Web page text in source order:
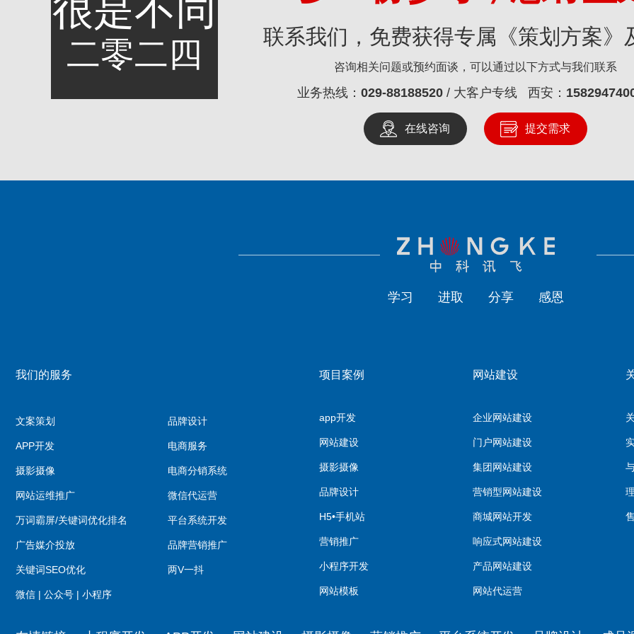
很是不同
二零二四 联系我们，免费获得专属《策划方案》
咨询相关问题或预约面谈，可以通过以下方式与我们联系
业务热线： 029-88188520/ 大客户专线 西安：
在线咨询 提交需求
学习 进取 分享 感恩
我们的服务
文案策划 品牌设计
APP开发 电商服务
摄影摄像 电商分销系统
网站运维推广 微信代运营
万词霸屏/关键词优化排名 平台系统开发
广告媒介投放 品牌营销推广
关键词SEO优化 两V一抖
微信 | 公众号 | 小程序
项目案例
app开发
网站建设
摄影摄像
品牌设计
H5•手机站
营销推广
小程序开发
网站模板
网站建设
企业网站建设
门户网站建设
集团网站建设
营销型网站建设
商城网站开发
响应式网站建设
产品网站建设
网站代运营